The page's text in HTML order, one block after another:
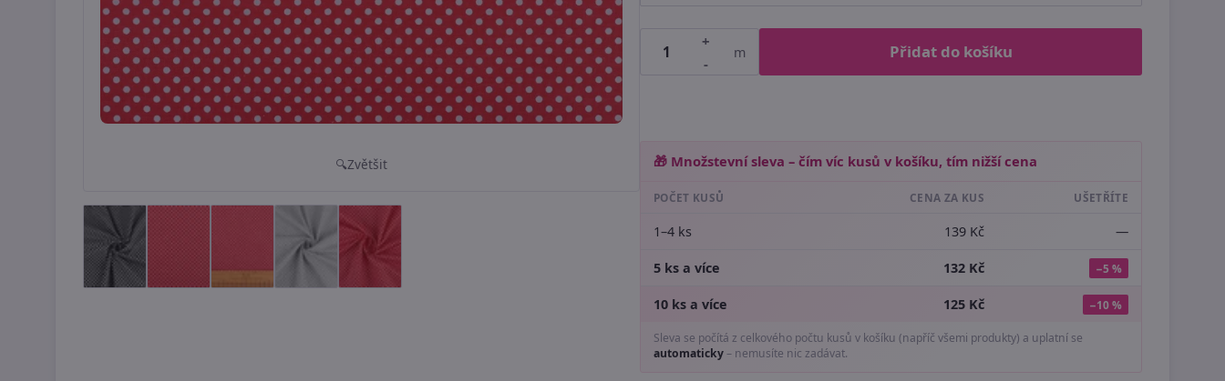
Zvětšit
+
-
m Přidat do košíku
🎁 Množstevní sleva – čím víc kusů v košíku, tím nižší cena
POČET KUSŮ CENA ZA KUS UŠETŘÍTE
1–4 ks 139 Kč —
5 ks a více 132 Kč −5 %
10 ks a více 125 Kč −10 %
Sleva se počítá z celkového počtu kusů v košíku (napříč všemi produkty) a uplatní se
automaticky– nemusíte nic zadávat.